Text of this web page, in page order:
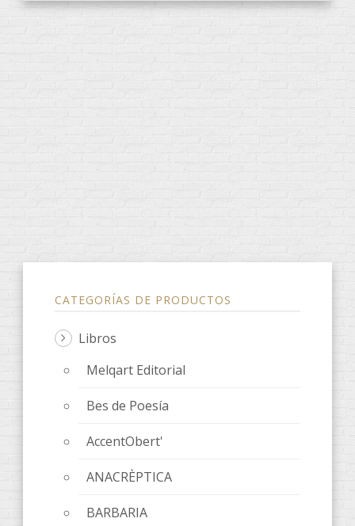
CATEGORÍAS DE PRODUCTOS
Libros
Melqart Editorial
Bes de Poesía
AccentObert'
ANACRÈPTICA
BARBARIA